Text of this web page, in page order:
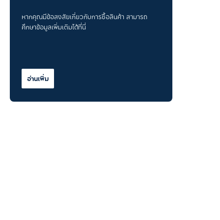
หากคุณมีข้อสงสัยเกี่ยวกับการซื้อสินค้า สามารถ
ศึกษาข้อมูลเพิ่มเติมได้ที่นี่
อ่านเพิ่ม